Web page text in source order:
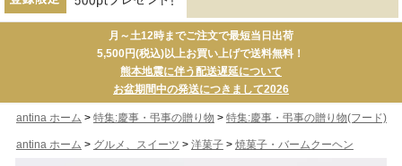
月～土12時までご注文で最短当日出荷
5,500円(税込)以上お買い上げで送料無料！
熊本地震に伴う配送遅延について
お盆期間中の発送につきまして2026
antina ホーム > 特集:慶事・弔事の贈り物 > 特集:慶事・弔事の贈り物(フード)
antina ホーム > グルメ、スイーツ > 洋菓子> 焼菓子・バームクーヘン